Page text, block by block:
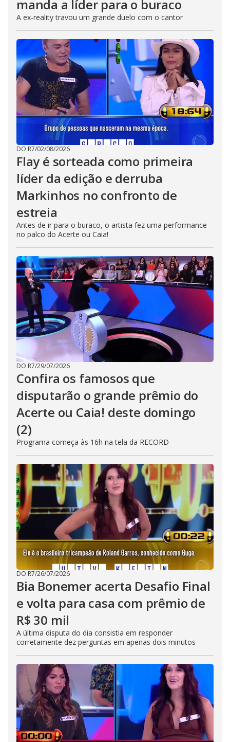
manda a líder para o buraco
A ex-reality travou um grande duelo com o cantor
DO R7/02/08/2026
Flay é sorteada como primeira
líder da edição e derruba
Markinhos no confronto de
estreia
Antes de ir para o buraco, o artista fez uma performance
no palco do Acerte ou Caia!
DO R7/29/07/2026
Confira os famosos que
disputarão o grande prêmio do
Acerte ou Caia! deste domingo
(2)
Programa começa às 16h na tela da RECORD
DO R7/26/07/2026
Bia Bonemer acerta Desafio Final
e volta para casa com prêmio de
R$ 30 mil
A última disputa do dia consistia em responder
corretamente dez perguntas em apenas dois minutos